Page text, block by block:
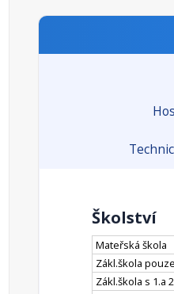
Školství
Mateřská škola
Zákl.škola
Zákl.škola s 1.a